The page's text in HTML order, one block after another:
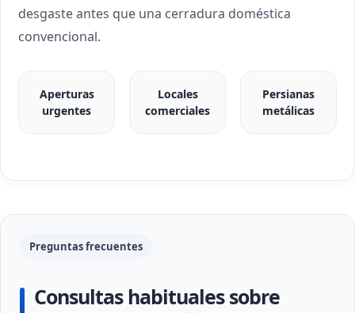
desgaste antes que una cerradura doméstica
convencional.
Aperturas
urgentes
Locales
comerciales
Persianas
metálicas
Preguntas frecuentes
Consultas habituales sobre